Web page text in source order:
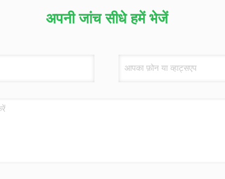
अपनी जांच सीधे हमें भेजें